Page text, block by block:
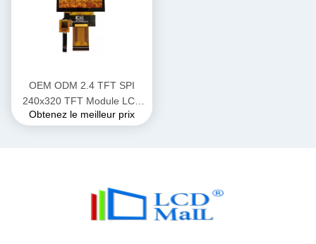
OEM ODM 2.4 TFT SPI
240x320 TFT Module LCD
Affichage avec l'interface SPI
Obtenez le meilleur prix